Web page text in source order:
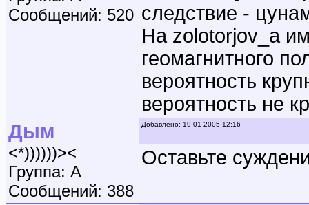
Сообщений: 520 следствие -
На zolotorjov_а
геомагнитного
вероятность
вероятность не
Дым
<*))))))><
Группа: A
Сообщений: 388
Добавлено: 19-01-2005 12:16
Оставьте